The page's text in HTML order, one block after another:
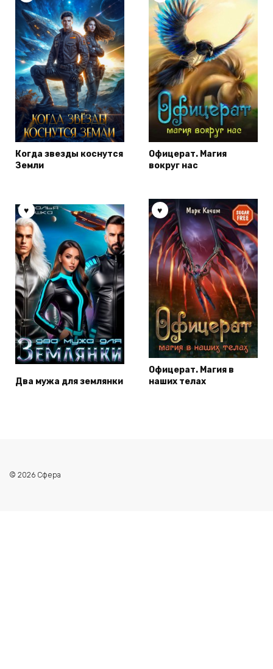
Когда звезды коснутся
Земли
Офицерат. Магия
вокруг нас
Два мужа для землянки
Офицерат. Магия в
наших телах
© 2026 Сфера